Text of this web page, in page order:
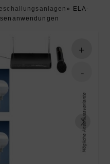
»
ELA-